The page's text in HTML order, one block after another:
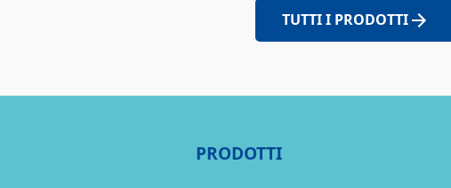
TUTTI I PRODOTTI
PRODOTTI